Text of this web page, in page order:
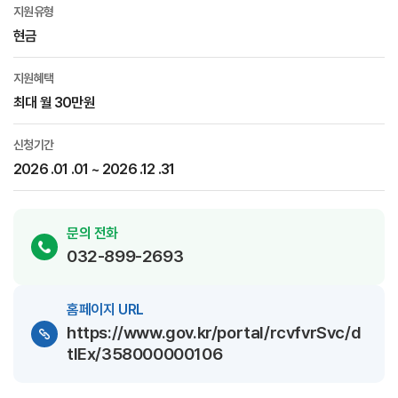
지원유형
현금
지원혜택
최대 월 30만원
신청기간
2026 .01 .01 ~ 2026 .12 .31
문의 전화
032-899-2693
홈페이지 URL
https://www.gov.kr/portal/rcvfvrSvc/d
tlEx/358000000106